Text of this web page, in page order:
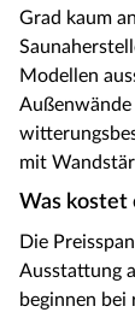
Grad kaum
Modellen
Außenwände
mit
Was kostet
Die
Ausstattung
beginnen bei